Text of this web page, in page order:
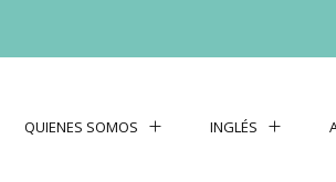
QUIENES SOMOS INGLÉS